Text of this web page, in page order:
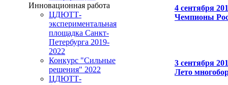
Инновационная работа
ЦДЮТТ-
экспериментальная
площадка Санкт-
Петербурга 2019-
2022
Конкурс "Сильные
решения" 2022
ЦДЮТТ-
4 сентября
Чемпионы
3 сентября
Лето